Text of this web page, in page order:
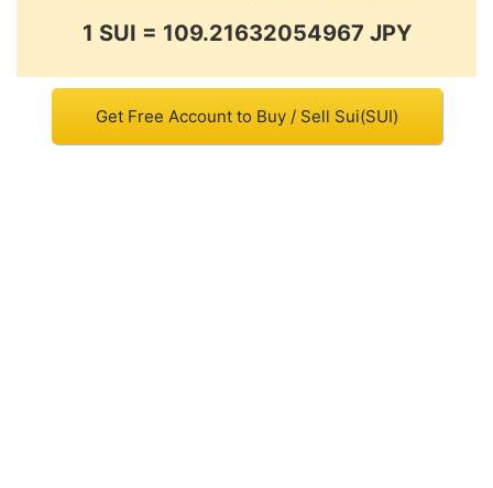
1 SUI = 109.21632054967 JPY
Get Free Account to Buy / Sell Sui(SUI)